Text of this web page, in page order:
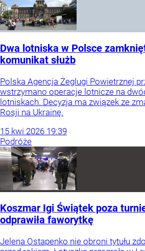
Dwa lotniska w Polsce
komunikat służb
Polska Agencja Żeglugi Powietrznej
wstrzymano operacje lotnicze na
lotniskach. Decyzja ma związek ze
Rosji na Ukrainę.
15 kwi 2026 19:39
Podróże
Koszmar Igi Świątek poza
odprawiła faworytkę
Jelena Ostapenko nie obroni tytułu